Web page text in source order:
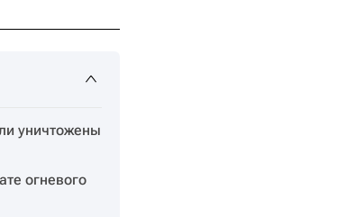
уничтожены
огневого